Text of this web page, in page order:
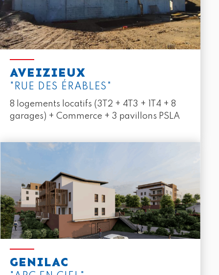
AVEIZIEUX
"RUE DES ÉRABLES"
8 logements locatifs (3T2 + 4T3 + 1T4 + 8
garages) + Commerce + 3 pavillons PSLA
GENILAC